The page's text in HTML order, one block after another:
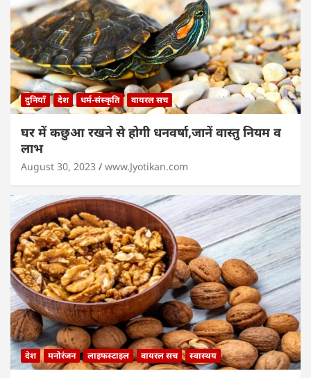
दुनियाँ देश धर्म-संस्कृति वायरल सच
घर में कछुआ रखने से होगी धनवर्षा,जानें वास्तु नियम व
लाभ
August 30, 2023 www.Jyotikan.com
देश मनोरंजन लाइफस्टाइल वायरल सच स्वास्थय